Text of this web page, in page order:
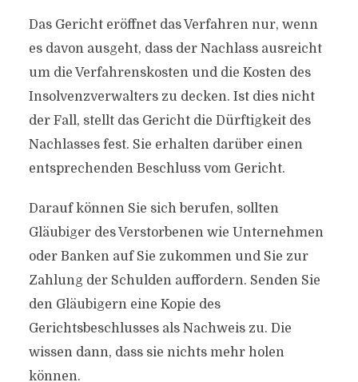
Das Gericht eröffnet das Verfahren nur, wenn
es davon ausgeht, dass der Nachlass ausreicht
um die Verfahrenskosten und die Kosten des
Insolvenzverwalters zu decken. Ist dies nicht
der Fall, stellt das Gericht die Dürftigkeit des
Nachlasses fest. Sie erhalten darüber einen
entsprechenden Beschluss vom Gericht.
Darauf können Sie sich berufen, sollten
Gläubiger des Verstorbenen wie Unternehmen
oder Banken auf Sie zukommen und Sie zur
Zahlung der Schulden auffordern. Senden Sie
den Gläubigern eine Kopie des
Gerichtsbeschlusses als Nachweis zu. Die
wissen dann, dass sie nichts mehr holen
können.